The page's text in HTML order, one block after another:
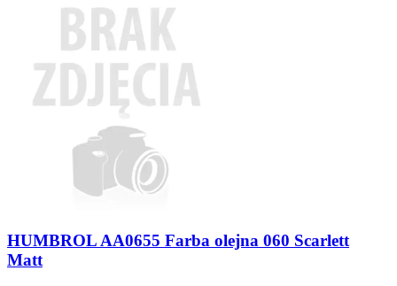
HUMBROL AA0655 Farba olejna 060 Scarlett
Matt